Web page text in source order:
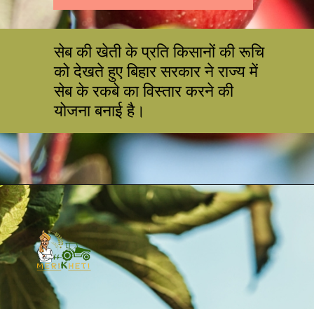
सेब की खेती के प्रति किसानों की रूचि
को देखते हुए बिहार सरकार ने राज्य में
सेब के रकबे का विस्तार करने की
योजना बनाई है।